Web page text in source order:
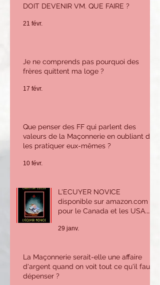
DOIT DEVENIR VM. QUE FAIRE ?
21 févr.
Je ne comprends pas pourquoi des
frères quittent ma loge ?
17 févr.
Que penser des FF qui parlent des
valeurs de la Maçonnerie en oubliant de
les pratiquer eux-mêmes ?
10 févr.
L'ECUYER NOVICE
disponible sur amazon.com
pour le Canada et les USA.
pour la France et l'Europe.
29 janv.
La Maçonnerie serait-elle une affaire
d'argent quand on voit tout ce qu'il faut
dépenser ?